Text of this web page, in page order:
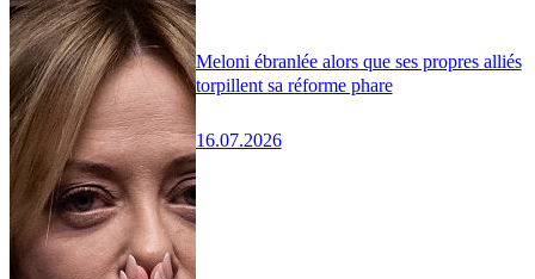
Meloni ébranlée alors que ses propres alliés
torpillent sa réforme phare
16.07.2026